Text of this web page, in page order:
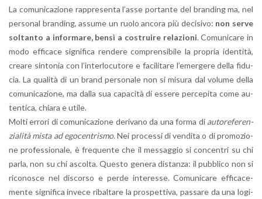
La co­mu­ni­ca­zio­ne rap­pre­sen­ta l’as­se por­tan­te del bran­ding ma, nel
per­so­nal bran­ding, as­su­me un ruolo an­co­ra più de­ci­si­vo: non serve
sol­tan­to a in­for­ma­re, bensì a co­strui­re re­la­zio­ni. Co­mu­ni­ca­re in
modo ef­fi­ca­ce si­gni­fi­ca ren­de­re com­pren­si­bi­le la pro­pria iden­ti­tà,
crea­re sin­to­nia con l’in­ter­lo­cu­to­re e fa­ci­li­ta­re l’e­mer­ge­re della fi­du­
cia. La qua­li­tà di un brand per­so­na­le non si mi­su­ra dal vo­lu­me della
co­mu­ni­ca­zio­ne, ma dalla sua ca­pa­ci­tà di es­se­re per­ce­pi­ta come au­
ten­ti­ca, chia­ra e utile.
Molti er­ro­ri di co­mu­ni­ca­zio­ne de­ri­va­no da una forma di au­to­re­fe­ren­
zia­li­tà mista ad ego­cen­tri­smo. Nei pro­ces­si di ven­di­ta o di pro­mo­zio­
ne pro­fes­sio­na­le, è fre­quen­te che il mes­sag­gio si con­cen­tri su chi
parla, non su chi ascol­ta. Que­sto ge­ne­ra di­stan­za: il pub­bli­co non si
ri­co­no­sce nel di­scor­so e perde in­te­res­se. Co­mu­ni­ca­re ef­fi­ca­ce­
men­te si­gni­fi­ca in­ve­ce ri­bal­ta­re la pro­spet­ti­va, pas­sa­re da una lo­gi­